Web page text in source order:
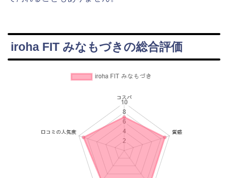
iroha FIT みなもづきの総合評価